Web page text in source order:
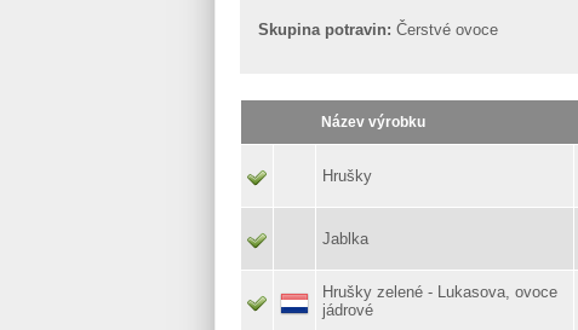
Skupina potravin: Čerstvé ovoce
Název výrobku
Hrušky
Jablka
Hrušky zelené - Lukasova, ovoce
jádrové